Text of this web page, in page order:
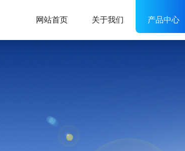
网站首页 关于我们 产品中心